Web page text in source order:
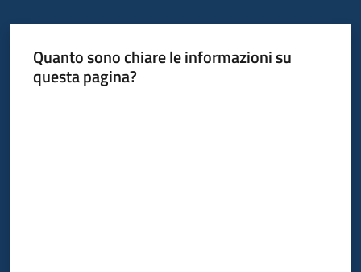
Quanto sono chiare le informazioni su
questa pagina?